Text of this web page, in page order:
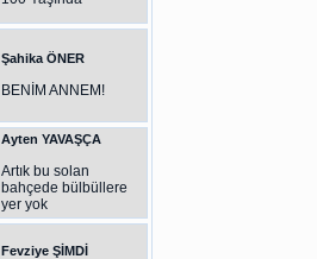
Şahika ÖNER
BENİM ANNEM!
Ayten YAVAŞÇA
Artık bu solan
bahçede bülbüllere
yer yok
Fevziye ŞİMDİ